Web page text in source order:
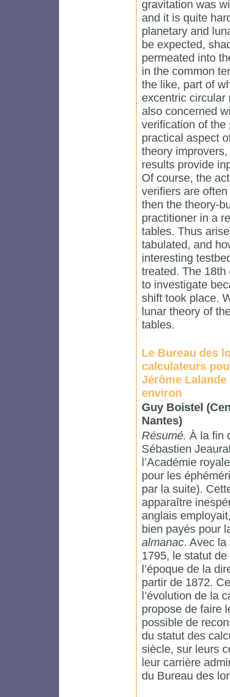
gravitation was
and it is quite
planetary and
be expected,
permeated into
in the common
the like, part of
excentric circular
also concerned
verification of
practical aspect
theory
results provide
Of course, the
verifiers are
then the theory-
practitioner in a
tables. Thus
tabulated, and
interesting
treated. The
to investigate
shift took place.
lunar theory of
tables.
Le Bureau des
calculateurs
Jérôme Lalande
environ
Guy Boistel
Nantes)
Résumé. À la fin
Sébastien
l’Académie
pour les
par la suite).
apparaître
anglais
bien payés pour
almanac. Avec la
1795, le statut
l’époque de la
partir de 1872.
l’évolution de la
propose de faire
possible de
du statut des
siècle, sur leurs
leur carrière
du Bureau des